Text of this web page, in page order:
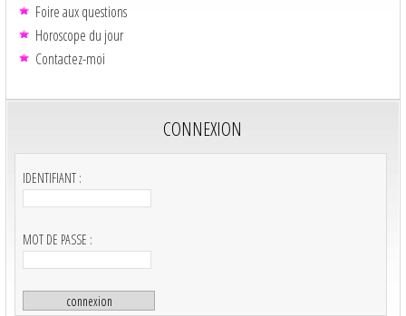
Foire aux questions
Horoscope du jour
Contactez-moi
CONNEXION
IDENTIFIANT :
MOT DE PASSE :